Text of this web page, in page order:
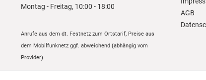
Montag - Freitag, 10:00 - 18:00
Anrufe aus dem dt. Festnetz zum Ortstarif, Preise aus
dem Mobilfunknetz ggf. abweichend (abhängig vom
Provider).
AGB